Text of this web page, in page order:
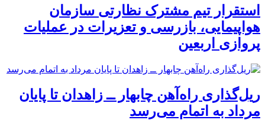
استقرار تیم مشترک نظارتی سازمان
هواپیمایی، بازرسی و تعزیرات در عملیات
پروازی اربعین
ریل‌گذاری راه‌آهن چابهار ــ زاهدان تا پایان
مرداد به اتمام می‌رسد